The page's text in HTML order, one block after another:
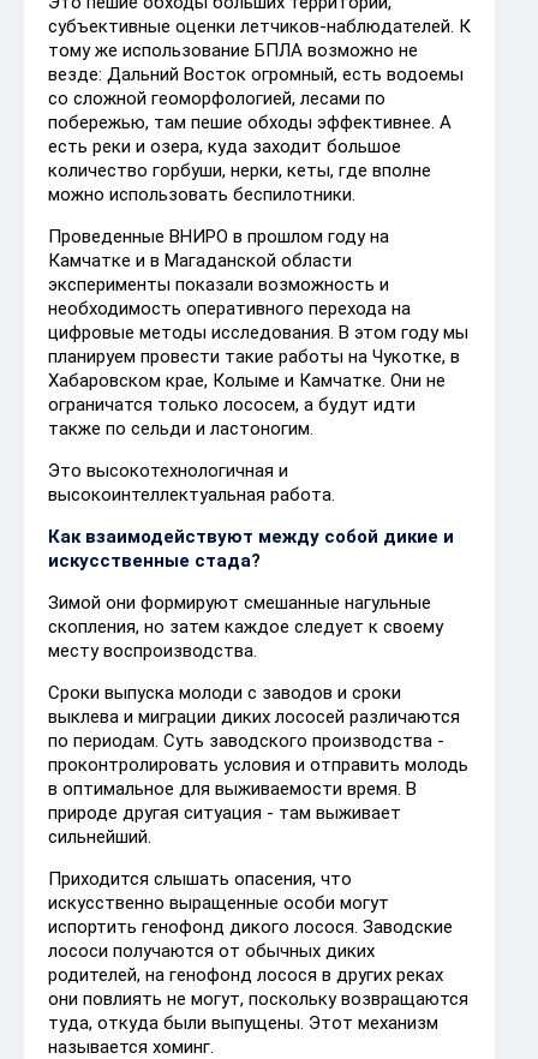
субъективные оценки летчиков-наблюдателей. К
тому же использование БПЛА возможно не
везде: Дальний Восток огромный, есть водоемы
со сложной геоморфологией, лесами по
побережью, там пешие обходы эффективнее. А
есть реки и озера, куда заходит большое
количество горбуши, нерки, кеты, где вполне
можно использовать беспилотники.
Проведенные ВНИРО в прошлом году на
Камчатке и в Магаданской области
эксперименты показали возможность и
необходимость оперативного перехода на
цифровые методы исследования. В этом году мы
планируем провести такие работы на Чукотке, в
Хабаровском крае, Колыме и Камчатке. Они не
ограничатся только лососем, а будут идти
также по сельди и ластоногим.
Это высокотехнологичная и
высокоинтеллектуальная работа.
Как взаимодействуют между собой дикие и
искусственные стада?
Зимой они формируют смешанные нагульные
скопления, но затем каждое следует к своему
месту воспроизводства.
Сроки выпуска молоди с заводов и сроки
выклева и миграции диких лососей различаются
по периодам. Суть заводского производства -
проконтролировать условия и отправить молодь
в оптимальное для выживаемости время. В
природе другая ситуация - там выживает
сильнейший.
Приходится слышать опасения, что
искусственно выращенные особи могут
испортить генофонд дикого лосося. Заводские
лососи получаются от обычных диких
родителей, на генофонд лосося в других реках
они повлиять не могут, поскольку возвращаются
туда, откуда были выпущены. Этот механизм
называется хоминг.